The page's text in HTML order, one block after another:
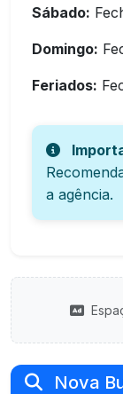
Sábado:
Domingo:
Feriados:
a agência.
Nova